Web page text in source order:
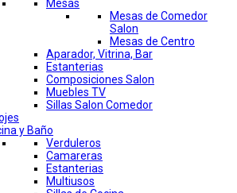
Mesas
Mesas de Comedor
Salon
Mesas de Centro
Aparador, Vitrina, Bar
Estanterias
Composiciones Salon
Muebles TV
Sillas Salon Comedor
y Baño
Verduleros
Camareras
Estanterias
Multiusos